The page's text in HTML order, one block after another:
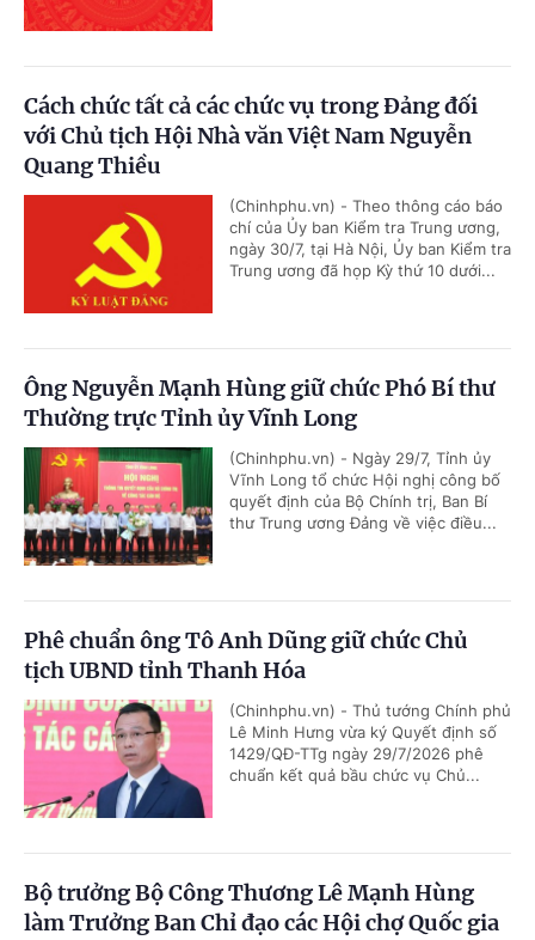
Cách chức tất cả các chức vụ trong Đảng đối
với Chủ tịch Hội Nhà văn Việt Nam Nguyễn
Quang Thiều
(Chinhphu.vn) - Theo thông cáo báo
chí của Ủy ban Kiểm tra Trung ương,
ngày 30/7, tại Hà Nội, Ủy ban Kiểm tra
Trung ương đã họp Kỳ thứ 10 dưới...
Ông Nguyễn Mạnh Hùng giữ chức Phó Bí thư
Thường trực Tỉnh ủy Vĩnh Long
(Chinhphu.vn) - Ngày 29/7, Tỉnh ủy
Vĩnh Long tổ chức Hội nghị công bố
quyết định của Bộ Chính trị, Ban Bí
thư Trung ương Đảng về việc điều...
Phê chuẩn ông Tô Anh Dũng giữ chức Chủ
tịch UBND tỉnh Thanh Hóa
(Chinhphu.vn) - Thủ tướng Chính phủ
Lê Minh Hưng vừa ký Quyết định số
1429/QĐ-TTg ngày 29/7/2026 phê
chuẩn kết quả bầu chức vụ Chủ...
Bộ trưởng Bộ Công Thương Lê Mạnh Hùng
làm Trưởng Ban Chỉ đạo các Hội chợ Quốc gia